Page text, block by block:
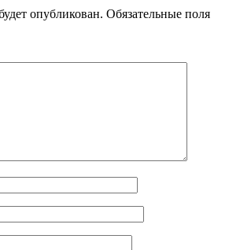
опубликован. Обязательные поля